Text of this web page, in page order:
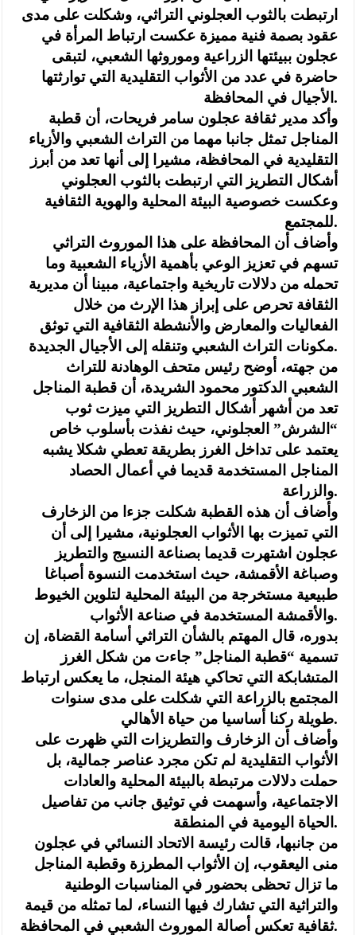
ارتبطت بالثوب العجلوني التراثي، وشكلت على مدى
عقود بصمة فنية مميزة عكست ارتباط المرأة في
عجلون ببيئتها الزراعية وموروثها الشعبي، لتبقى
حاضرة في عدد من الأثواب التقليدية التي توارثتها
الأجيال في المحافظة.
وأكد مدير ثقافة عجلون سامر فريحات، أن قطبة
المناجل تمثل جانبا مهما من التراث الشعبي والأزياء
التقليدية في المحافظة، مشيرا إلى أنها تعد من أبرز
أشكال التطريز التي ارتبطت بالثوب العجلوني
وعكست خصوصية البيئة المحلية والهوية الثقافية
للمجتمع.
وأضاف أن المحافظة على هذا الموروث التراثي
تسهم في تعزيز الوعي بأهمية الأزياء الشعبية وما
تحمله من دلالات تاريخية واجتماعية، مبينا أن مديرية
الثقافة تحرص على إبراز هذا الإرث من خلال
الفعاليات والمعارض والأنشطة الثقافية التي توثق
مكونات التراث الشعبي وتنقله إلى الأجيال الجديدة.
من جهته، أوضح رئيس متحف الوهادنة للتراث
الشعبي الدكتور محمود الشريدة، أن قطبة المناجل
تعد من أشهر أشكال التطريز التي ميزت ثوب
“الشرش” العجلوني، حيث نفذت بأسلوب خاص
يعتمد على تداخل الغرز بطريقة تعطي شكلا يشبه
المناجل المستخدمة قديما في أعمال الحصاد
والزراعة.
وأضاف أن هذه القطبة شكلت جزءا من الزخارف
التي تميزت بها الأثواب العجلونية، مشيرا إلى أن
عجلون اشتهرت قديما بصناعة النسيج والتطريز
وصباغة الأقمشة، حيث استخدمت النسوة أصباغا
طبيعية مستخرجة من البيئة المحلية لتلوين الخيوط
والأقمشة المستخدمة في صناعة الأثواب.
بدوره، قال المهتم بالشأن التراثي أسامة القضاة، إن
تسمية “قطبة المناجل” جاءت من شكل الغرز
المتشابكة التي تحاكي هيئة المنجل، ما يعكس ارتباط
المجتمع بالزراعة التي شكلت على مدى سنوات
طويلة ركنا أساسيا من حياة الأهالي.
وأضاف أن الزخارف والتطريزات التي ظهرت على
الأثواب التقليدية لم تكن مجرد عناصر جمالية، بل
حملت دلالات مرتبطة بالبيئة المحلية والعادات
الاجتماعية، وأسهمت في توثيق جانب من تفاصيل
الحياة اليومية في المنطقة.
من جانبها، قالت رئيسة الاتحاد النسائي في عجلون
منى اليعقوب، إن الأثواب المطرزة وقطبة المناجل
ما تزال تحظى بحضور في المناسبات الوطنية
والتراثية التي تشارك فيها النساء، لما تمثله من قيمة
ثقافية تعكس أصالة الموروث الشعبي في المحافظة.